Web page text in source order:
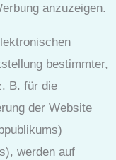
anzuzeigen.
bestimmter,
B. für die
der Website
werden auf